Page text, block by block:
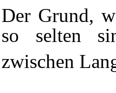
Der Grund,
so selten
zwischen